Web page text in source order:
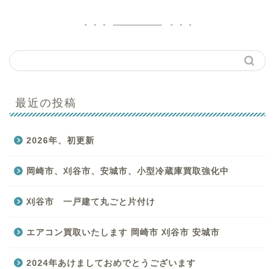
最近の投稿
2026年、初更新
岡崎市、刈谷市、安城市、小型冷蔵庫買取強化中
刈谷市 一戸建て丸ごと片付け
エアコン買取いたします 岡崎市 刈谷市 安城市
2024年あけましておめでとうございます
はじめての方へ
お客様の声